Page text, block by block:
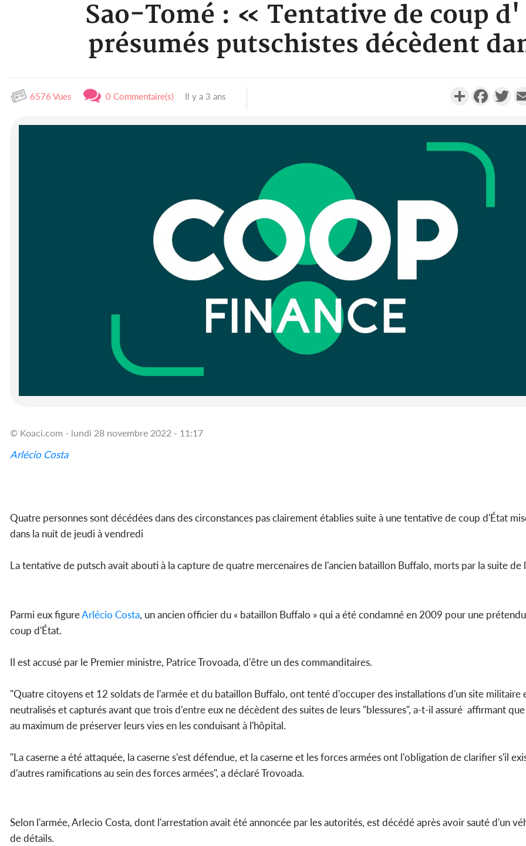
Sao-Tomé : « Tentative de coup
présumés putschistes décèdent
6576 Vues 0 Commentaire(s) Il y a 3 ans Partager
© Koaci.com - lundi 28 novembre 2022 - 11:17
Arlécio Costa
Quatre personnes sont décédées dans des circonstances pas clairement établies suite à une tentative de coup d'État
dans la nuit de jeudi à vendredi
La tentative de putsch avait abouti à la capture de quatre mercenaires de l'ancien bataillon Buffalo, morts par la suite de
Parmi eux figureArlécio Costa, un ancien officier du « bataillon Buffalo » qui a été condamné en 2009 pour une
coup d'État.
Il est accusé par le Premier ministre, Patrice Trovoada, d'être un des commanditaires.
"Quatre citoyens et 12 soldats de l'armée et du bataillon Buffalo, ont tenté d'occuper des installations d'un site militaire
neutralisés et capturés avant que trois d'entre eux ne décèdent des suites de leurs "blessures", a-t-il assuré affirmant
au maximum de préserver leurs vies en les conduisant à l'hôpital.
"La caserne a été attaquée, la caserne s'est défendue, et la caserne et les forces armées ont l'obligation de clarifier s'il
d'autres ramifications au sein des forces armées", a déclaré Trovoada.
Selon l'armée, Arlecio Costa, dont l'arrestation avait été annoncée par les autorités, est décédé après avoir sauté d'un
de détails.
Côte
réussi